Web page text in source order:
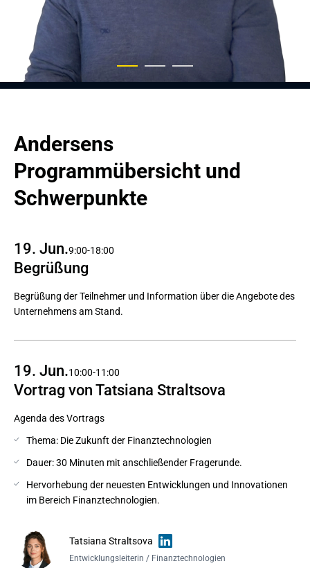
Andersens
Programmübersicht und
Schwerpunkte
19. Jun.9:00-18:00
Begrüßung
Begrüßung der Teilnehmer und Information über die Angebote des
Unternehmens am Stand.
19. Jun.10:00-11:00
Vortrag von Tatsiana Straltsova
Agenda des Vortrags
Thema: Die Zukunft der Finanztechnologien
Dauer: 30 Minuten mit anschließender Fragerunde.
Hervorhebung der neuesten Entwicklungen und Innovationen
im Bereich Finanztechnologien.
Tatsiana Straltsova
Entwicklungsleiterin / Finanztechnologien